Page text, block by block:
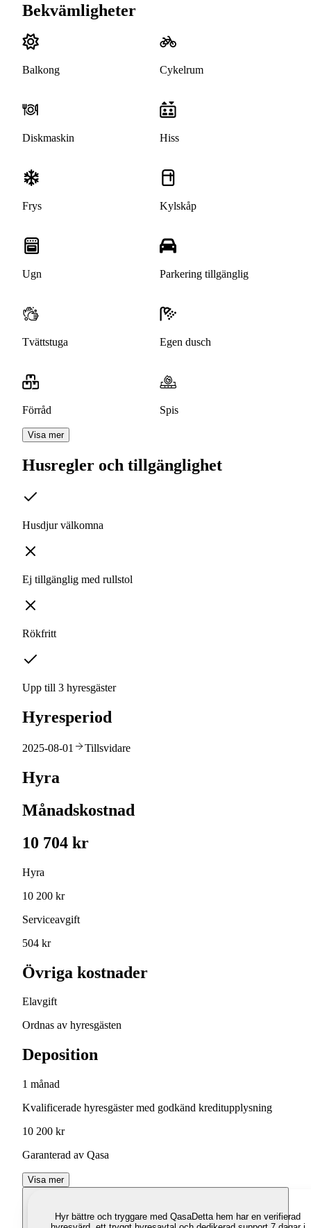
Bekvämligheter
Balkong Cykelrum
Diskmaskin Hiss
Frys Kylskåp
Ugn Parkering tillgänglig
Tvättstuga Egen dusch
Förråd Spis
Visa mer
Husregler och tillgänglighet
Husdjur välkomna
Ej tillgänglig med rullstol
Rökfritt
Upp till 3 hyresgäster
Hyresperiod
2025-08-01 Tillsvidare
Hyra
Månadskostnad
10 704 kr
Hyra
10 200 kr
Serviceavgift
504 kr
Övriga kostnader
Elavgift
Ordnas av hyresgästen
Deposition
1 månad
Kvalificerade hyresgäster med godkänd kreditupplysning
10 200 kr
Garanterad av Qasa
Visa mer
Hyr bättre och tryggare med QasaDetta hem har en verifierad